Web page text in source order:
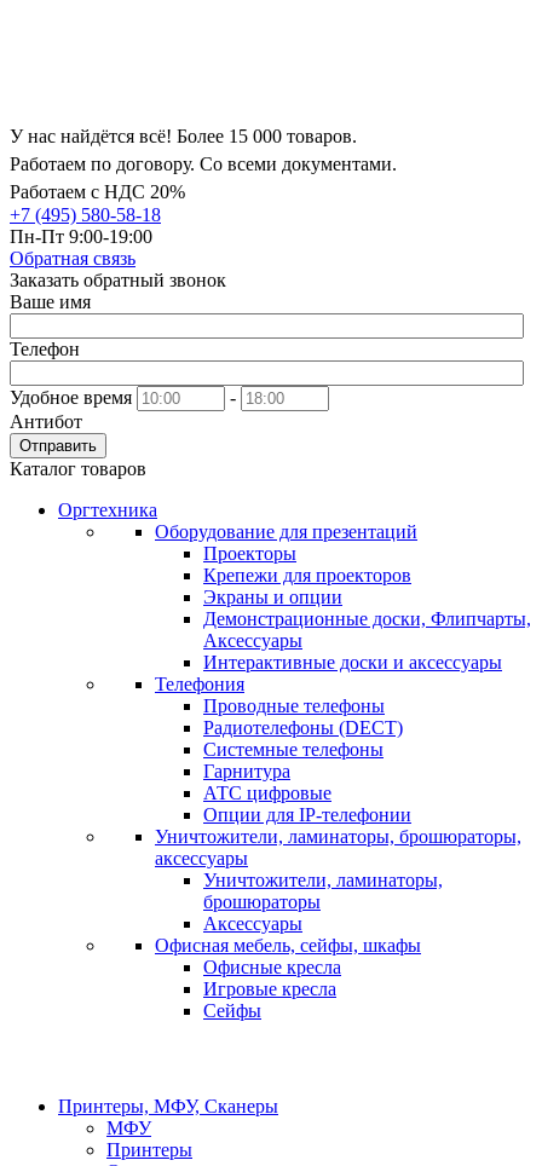
У нас найдётся всё! Более 15 000 товаров.
Работаем по договору. Со всеми документами.
Работаем с НДС 20%
+7 (495) 580-58-18
Пн-Пт 9:00-19:00
Обратная связь
Заказать обратный звонок
Ваше имя
Телефон
Удобное время
-
Антибот
Отправить
Каталог товаров
Оргтехника
Оборудование для презентаций
Проекторы
Крепежи для проекторов
Экраны и опции
Демонстрационные доски, Флипчарты,
Аксессуары
Интерактивные доски и аксессуары
Телефония
Проводные телефоны
Радиотелефоны (DECT)
Системные телефоны
Гарнитура
АТС цифровые
Опции для IP-телефонии
Уничтожители, ламинаторы, брошюраторы,
аксессуары
Уничтожители, ламинаторы,
брошюраторы
Аксессуары
Офисная мебель, сейфы, шкафы
Офисные кресла
Игровые кресла
Сейфы
Принтеры, МФУ, Сканеры
МФУ
Принтеры